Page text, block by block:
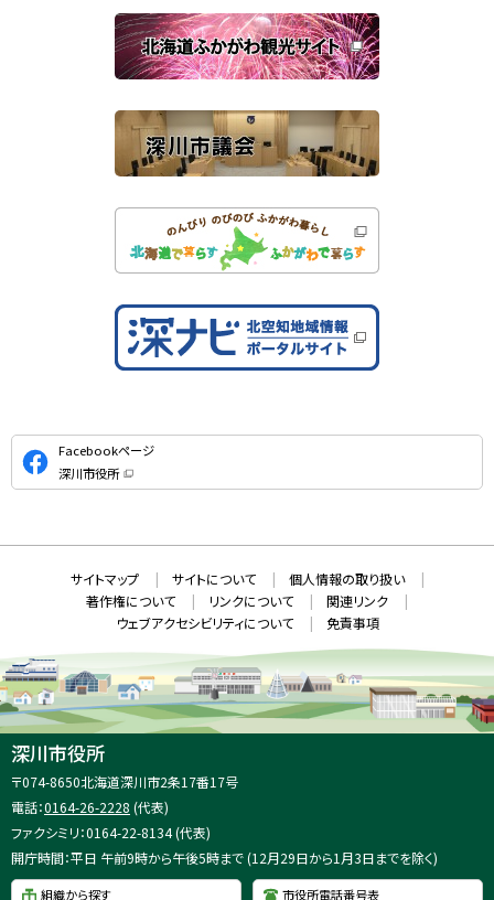
開
き
ま
す
）
公
式
S
Facebookページ
深川市役所
（
ン
で
開
き
ま
す
メ
ニ
ュ
ー
報
サイトマップ サイトについて
個人情報の取り扱い
著作権について
リンクについて
関連リンク
ウェブアクセシビリティについて
免責事項
深川市役所
住
所
〒074-8650北海道深川市2条17番17号
電話：0164-26-2228 (代表)
ファクシミリ：0164-22-8134 (代表)
開庁時間：平日 午前9時から午後5時まで (12月29日から1月3日までを除く)
組織から探す 市役所電話番号表